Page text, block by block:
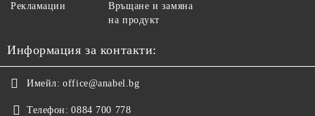
Рекламации
Връщане и замяна
на продукт
Информация за контакти:
Имейл: office@anabel.bg
Телефон: 0884 700 778